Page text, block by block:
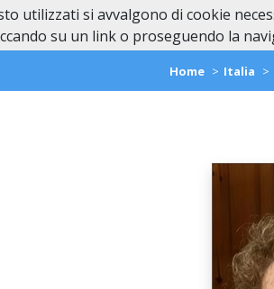
Home Italia
utilizzati si avvalgono di cookie
su un link o proseguendo la